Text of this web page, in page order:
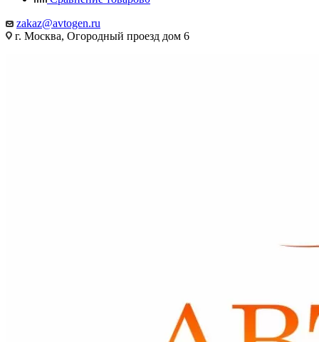
zakaz@avtogen.ru
г. Москва, Огородный проезд дом 6